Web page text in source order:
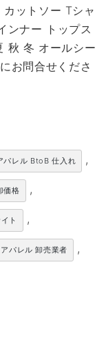
ットソー Tシャ
ンナー トップス
秋 冬 オールシー
お問合せくださ
パレル BtoB 仕入れ ,
価格 ,
ト ,
アパレル 卸売業者 ,